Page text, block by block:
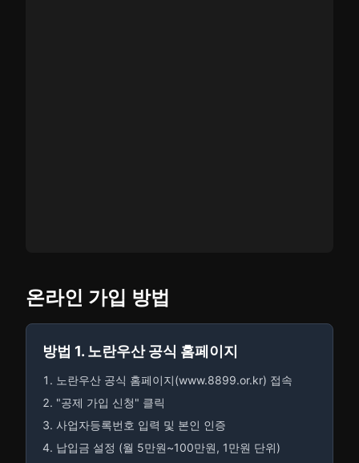
온라인 가입 방법
방법 1. 노란우산 공식 홈페이지
노란우산 공식 홈페이지(www.8899.or.kr) 접속
"공제 가입 신청" 클릭
사업자등록번호 입력 및 본인 인증
납입금 설정 (월 5만원~100만원, 1만원 단위)